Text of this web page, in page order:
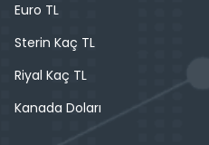
Euro TL
Sterin Kaç TL
Riyal Kaç TL
Kanada Doları